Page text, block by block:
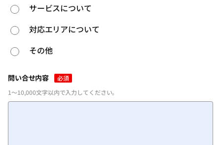
サービスについて
対応エリアについて
その他
問い合せ内容
必須
1～10,000文字以内で入力してください。